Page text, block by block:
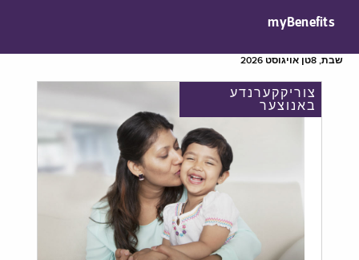
myBenefits
שבת, 8טן אויגוסט 2026
צוריקקערנדע
באנוצער